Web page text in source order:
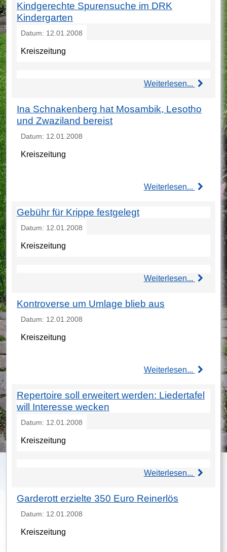
Kindgerechte Spurensuche im DRK
Kindergarten
Datum: 12.01.2008
Kreiszeitung
Weiterlesen...
Ina Schnakenberg hat Mosambik, Lesotho
und Zwaziland bereist
Datum: 12.01.2008
Kreiszeitung
Weiterlesen...
Gebühr für Krippe festgelegt
Datum: 12.01.2008
Kreiszeitung
Weiterlesen...
Kontroverse um Umlage blieb aus
Datum: 12.01.2008
Kreiszeitung
Weiterlesen...
Repertoire soll erweitert werden: Liedertafel
will Interesse wecken
Datum: 12.01.2008
Kreiszeitung
Weiterlesen...
Garderott erzielte 350 Euro Reinerlös
Datum: 12.01.2008
Kreiszeitung